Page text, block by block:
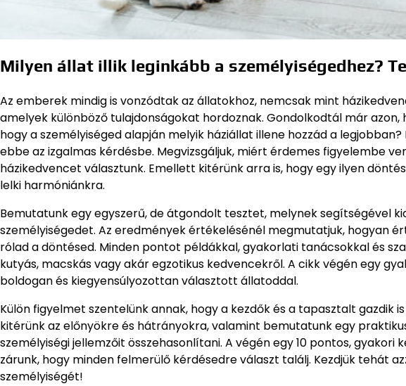
Milyen állat illik leginkább a személyiségedhez?
Az emberek mindig is vonzódtak az állatokhoz, nemcsak mint
amelyek különböző tulajdonságokat hordoznak. Gondolkodtál már
hogy a személyiséged alapján melyik háziállat illene hozzád a
ebbe az izgalmas kérdésbe. Megvizsgáljuk, miért érdemes figyelembe
házikedvencet választunk. Emellett kitérünk arra is, hogy egy ilyen
lelki harmóniánkra.
Bemutatunk egy egyszerű, de átgondolt tesztet, melynek segítségével
személyiségedet. Az eredmények értékelésénél megmutatjuk, hogyan
rólad a döntésed. Minden pontot példákkal, gyakorlati tanácsokkal és
kutyás, macskás vagy akár egzotikus kedvencekről. A cikk végén egy
boldogan és kiegyensúlyozottan választott állatoddal.
Külön figyelmet szentelünk annak, hogy a kezdők és a tapasztalt gazdik
kitérünk az előnyökre és hátrányokra, valamint bemutatunk egy
személyiségi jellemzőit összehasonlítani. A végén egy 10 pontos,
zárunk, hogy minden felmerülő kérdésedre választ találj. Kezdjük tehát
személyiségét!